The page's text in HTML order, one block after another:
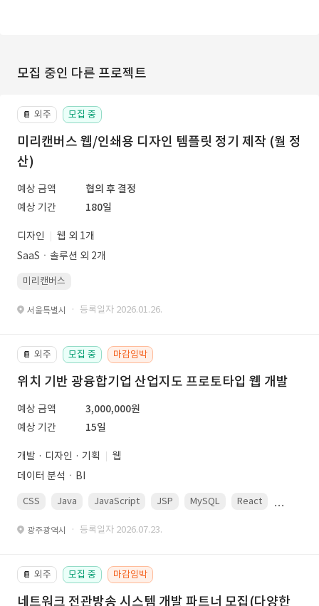
모집 중인 다른 프로젝트
📔 외주 모집 중
미리캔버스 웹/인쇄용 디자인 템플릿 정기 제작 (월 정
산)
예상 금액
협의 후 결정
예상 기간
180일
디자인
웹 외 1개
SaaSㆍ솔루션 외 2개
미리캔버스
서울특별시 · 등록일자 2026.01.26.
📔 외주 모집 중 마감임박
위치 기반 광융합기업 산업지도 프로토타입 웹 개발
예상 금액
3,000,000원
예상 기간
15일
개발 · 디자인 · 기획
웹
데이터 분석ㆍBI
CSS Java JavaScript JSP MySQL React
광주광역시 · 등록일자 2026.07.23.
📔 외주 모집 중 마감임박
네트워크 전관방송 시스템 개발 파트너 모집(다양한